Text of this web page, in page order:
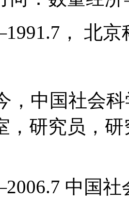
， 北京
，中国社会
，研究员，
中国社